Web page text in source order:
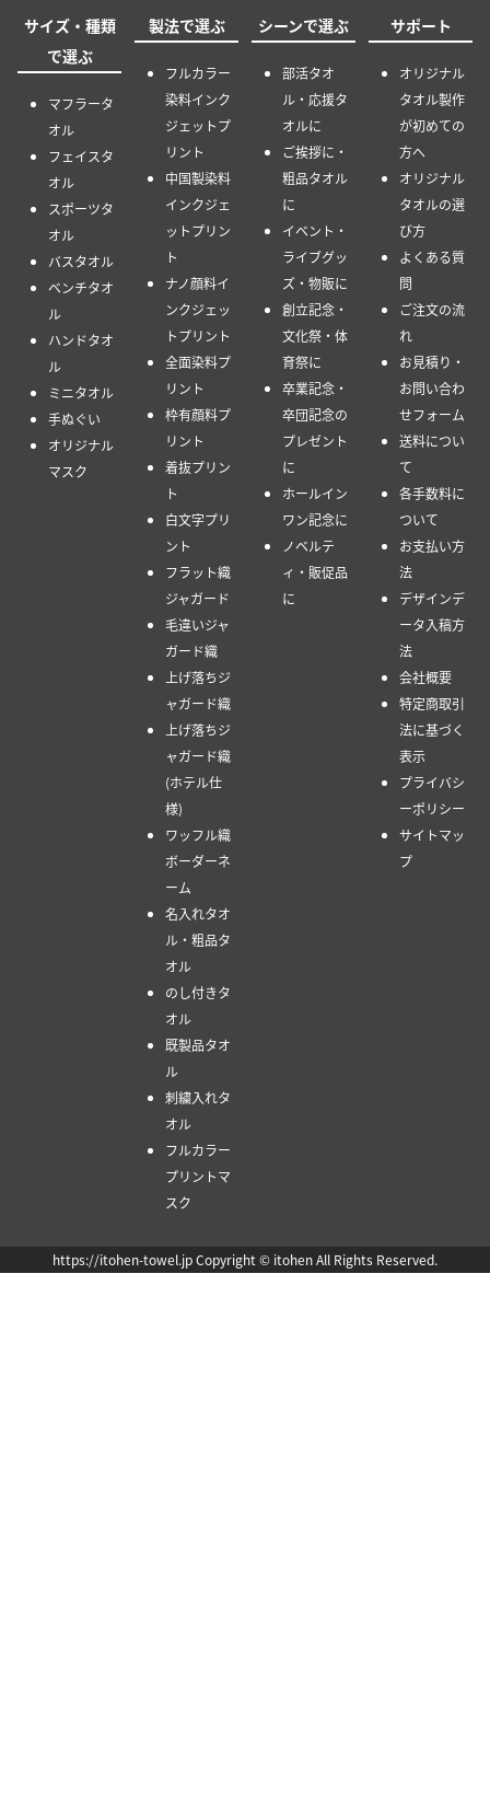
サイズ・種類
で選ぶ
マフラータ
オル
フェイスタ
オル
スポーツタ
オル
バスタオル
ベンチタオ
ル
ハンドタオ
ル
ミニタオル
手ぬぐい
オリジナル
マスク
製法で選ぶ
フルカラー
染料インク
ジェットプ
リント
中国製染料
インクジェ
ットプリン
ト
ナノ顔料イ
ンクジェッ
トプリント
全面染料プ
リント
枠有顔料プ
リント
着抜プリン
ト
白文字プリ
ント
フラット織
ジャガード
毛違いジャ
ガード織
上げ落ちジ
ャガード織
上げ落ちジ
ャガード織
(ホテル仕
様)
ワッフル織
ボーダーネ
ーム
名入れタオ
ル・粗品タ
オル
のし付きタ
オル
既製品タオ
ル
刺繍入れタ
オル
フルカラー
プリントマ
スク
シーンで選ぶ
部活タオ
ル・応援タ
オルに
ご挨拶に・
粗品タオル
に
イベント・
ライブグッ
ズ・物販に
創立記念・
文化祭・体
育祭に
卒業記念・
卒団記念の
プレゼント
に
ホールイン
ワン記念に
ノベルテ
ィ・販促品
に
サポート
オリジナル
タオル製作
が初めての
方へ
オリジナル
タオルの選
び方
よくある質
問
ご注文の流
れ
お見積り・
お問い合わ
せフォーム
送料につい
て
各手数料に
ついて
お支払い方
法
デザインデ
ータ入稿方
法
会社概要
特定商取引
法に基づく
表示
プライバシ
ーポリシー
サイトマッ
プ
https://itohen-towel.jp Copyright © itohen All Rights Reserved.